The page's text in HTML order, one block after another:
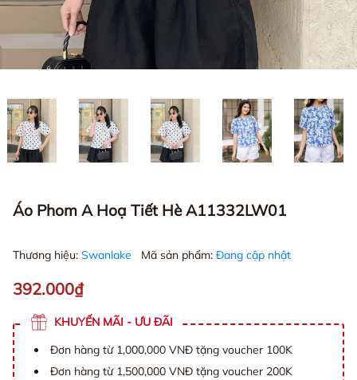
Áo Phom A Hoạ Tiết Hè A11332LW01
Thương hiệu: Swanlake Mã sản phẩm: Đang cập nhật
392.000₫
KHUYẾN MÃI - ƯU ĐÃI
Đơn hàng từ 1,000,000 VNĐ tặng voucher 100K
Đơn hàng từ 1,500,000 VNĐ tặng voucher 200K